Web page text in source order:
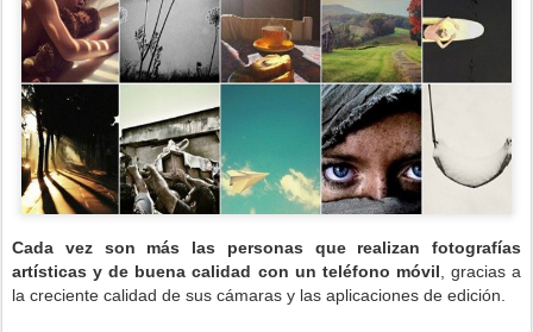
Cada vez son más las personas que realizan fotografías
artísticas y de buena calidad con un teléfono móvil , gracias a
la creciente calidad de sus cámaras y las aplicaciones de edición.